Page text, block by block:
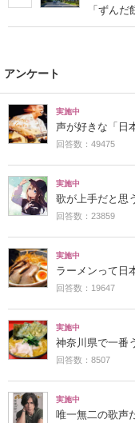
「ずんだ
アンケート
実施中
声が好きな「日
回答数：49475
実施中
歌が上手だと思
回答数：23859
実施中
ラーメンって日
回答数：19647
実施中
神奈川県で一番
回答数：8507
実施中
唯一無二の歌声